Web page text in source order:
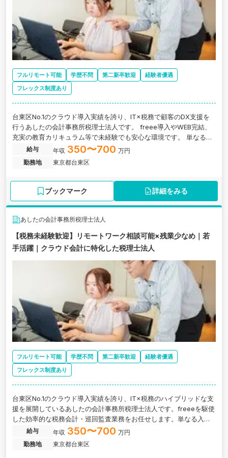
フルリモート可能 学歴不問 第二新卒歓迎
経験者優遇
フレックス制度あり
台東区No.1のクラウド導入実績を誇り、IT×税務で顧客のDX支援を
行うあしたの会計事務所税理士法人です。 freee導入やWEB完結、
充実の教育カリキュラム等で未経験でも安心な環境です。 単なる入
力作業は自動化し、効率的な税務会計や巡回監査業務をお任せしま
す。
給与 年収 350〜700 万円
勤務地
東京都台東区
ブックマーク 詳細をみる
あしたの会計事務所税理士法人
【税務未経験歓迎】リモートワーク相談可能×残業少なめ｜若
手活躍｜クラウド会計に特化した税理士法人
フルリモート可能 学歴不問 第二新卒歓迎
経験者優遇
フレックス制度あり
台東区No.1のクラウド導入実績を誇り、IT×税務のハイブリッドな支
援を展開しているあしたの会計事務所税理士法人です。freeeを駆使
した効率的な税務会計・巡回監査業務をお任せします。単なる入力
作業は仕組みで自動化しているため、生まれた時間で顧客のDX支援
や経営コンサルティングといった「一歩先」の経験を積むことが可
能です。
給与 年収 350〜700 万円
勤務地
東京都台東区